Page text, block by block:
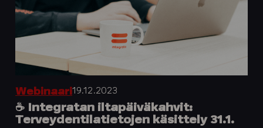
Webinaari19.12.2023
☕️ Integratan iltapäiväkahvit:
Terveydentilatietojen käsittely 31.1.